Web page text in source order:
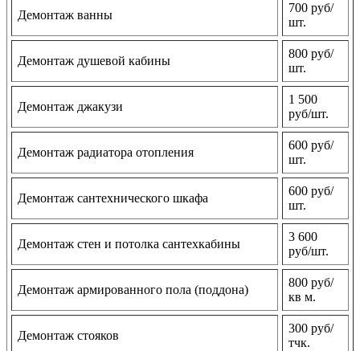
Демонтаж ванны
700 руб/
шт.
Демонтаж душевой кабины
800 руб/
шт.
Демонтаж джакузи
1 500
руб/шт.
Демонтаж радиатора отопления
600 руб/
шт.
Демонтаж сантехнического шкафа
600 руб/
шт.
Демонтаж стен и потолка сантехкабины
3 600
руб/шт.
Демонтаж армированного пола (поддона)
800 руб/
кв м.
Демонтаж стояков
300 руб/
тчк.